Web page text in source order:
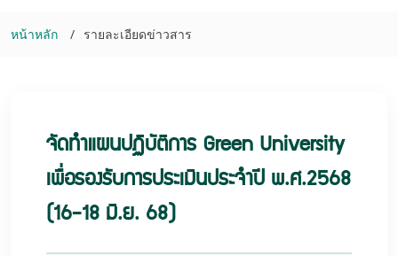
หน้าหลัก รายละเอียดข่าวสาร
จัดทำแผนปฏิบัติการ Green University
เพื่อรองรับการประเมินประจำปี พ.ศ.2568
(16-18 มิ.ย. 68)